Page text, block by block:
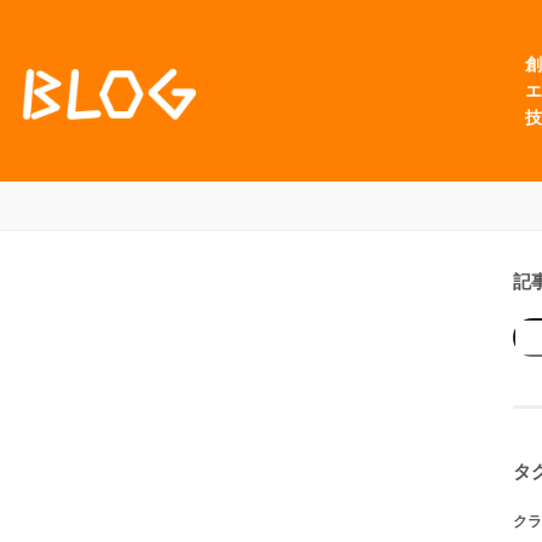
記
タ
ク